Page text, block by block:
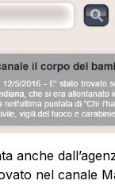
anche
nel canale